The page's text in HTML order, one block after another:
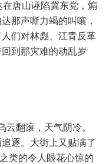
唐山诬陷冀东党，煽
那声嘶力竭的叫嚷，
们对林彪、江青反革
到那灾难的动乱岁
翻滚，天气阴冷。
逐。大街上又贴满了
之类的令人眼花心惊的